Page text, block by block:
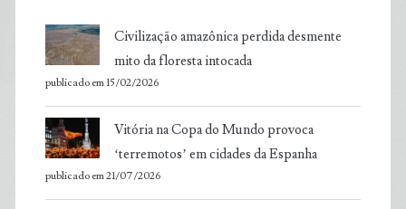
Civilização amazônica perdida desmente
mito da floresta intocada
publicado em 15/02/2026
Vitória na Copa do Mundo provoca
‘terremotos’ em cidades da Espanha
publicado em 21/07/2026